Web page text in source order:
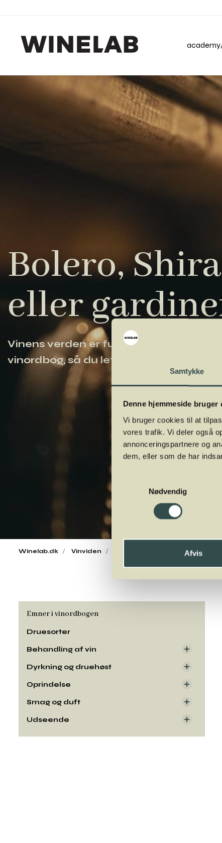
Samtykke
Denne hjemmeside bruger
Vi bruger cookies til at
vores trafik. Vi deler også
annonceringspartnere og
dem, eller som de har
Samtykkevalg
Nødvendig
Afvis
Bolero,
eller
Vinens verden er fuld af komplicerede
vinordbog, så du lettere kan navigere
Winelab.dk Vinviden Druesorter
Emner i vinordbogen
Druesorter
Behandling af vin
Dyrkning og druehøst
Oprindelse
Smag og duft
Udseende